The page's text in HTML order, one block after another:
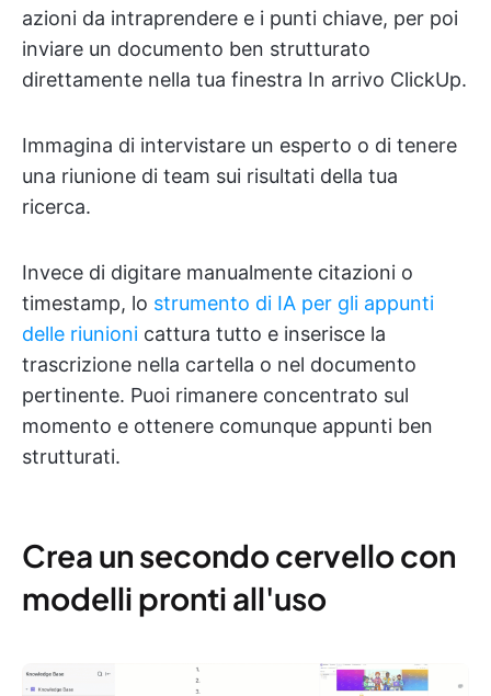
azioni da intraprendere e i punti chiave, per poi
inviare un documento ben strutturato
direttamente nella tua finestra In arrivo ClickUp.
Immagina di intervistare un esperto o di tenere
una riunione di team sui risultati della tua
ricerca.
Invece di digitare manualmente citazioni o
timestamp, lo strumento di IA per gli appunti
delle riunioni cattura tutto e inserisce la
trascrizione nella cartella o nel documento
pertinente. Puoi rimanere concentrato sul
momento e ottenere comunque appunti ben
strutturati.
Crea un secondo cervello con
modelli pronti all'uso